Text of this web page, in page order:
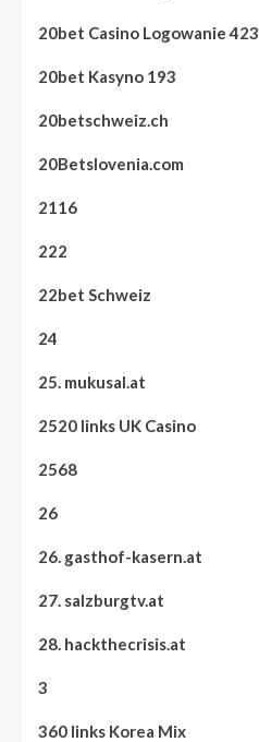
20bet Casino Logowanie 423
20bet Kasyno 193
20betschweiz.ch
20Betslovenia.com
2116
222
22bet Schweiz
24
25. mukusal.at
2520 links UK Casino
2568
26
26. gasthof-kasern.at
27. salzburgtv.at
28. hackthecrisis.at
3
360 links Korea Mix